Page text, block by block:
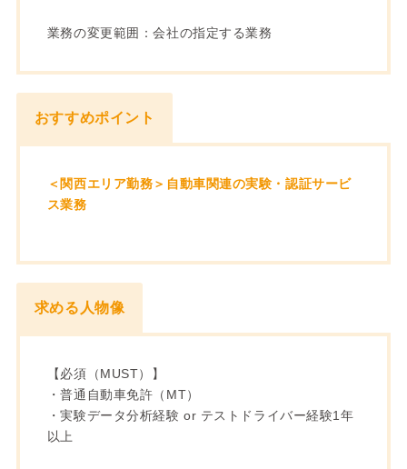
業務の変更範囲：会社の指定する業務
おすすめポイント
＜関西エリア勤務＞自動車関連の実験・認証サービ
ス業務
求める人物像
【必須（MUST）】
・普通自動車免許（MT）
・実験データ分析経験 or テストドライバー経験1年
以上